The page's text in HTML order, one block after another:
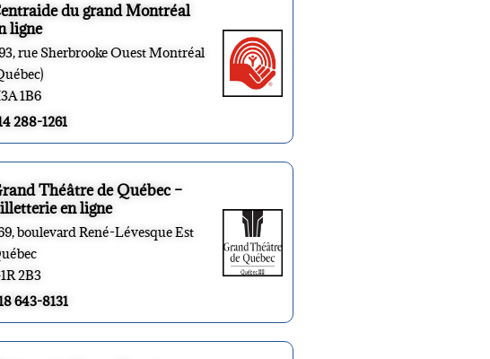
du grand Montréal
ligne
rue Sherbrooke Ouest Montréal
1B6
288-1261
Théâtre de Québec –
en ligne
boulevard René-Lévesque Est
2B3
643-8131